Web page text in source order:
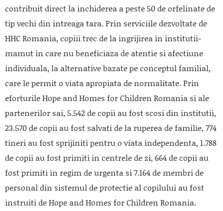
contribuit direct la inchiderea a peste 50 de orfelinate de
tip vechi din intreaga tara. Prin serviciile dezvoltate de
HHC Romania, copiii trec de la ingrijirea in institutii-
mamut in care nu beneficiaza de atentie si afectiune
individuala, la alternative bazate pe conceptul familial,
care le permit o viata apropiata de normalitate. Prin
eforturile Hope and Homes for Children Romania si ale
partenerilor sai, 5.542 de copii au fost scosi din institutii,
23.570 de copii au fost salvati de la ruperea de familie, 774
tineri au fost sprijiniti pentru o viata independenta, 1.788
de copii au fost primiti in centrele de zi, 664 de copii au
fost primiti in regim de urgenta si 7.164 de membri de
personal din sistemul de protectie al copilului au fost
instruiti de Hope and Homes for Children Romania.